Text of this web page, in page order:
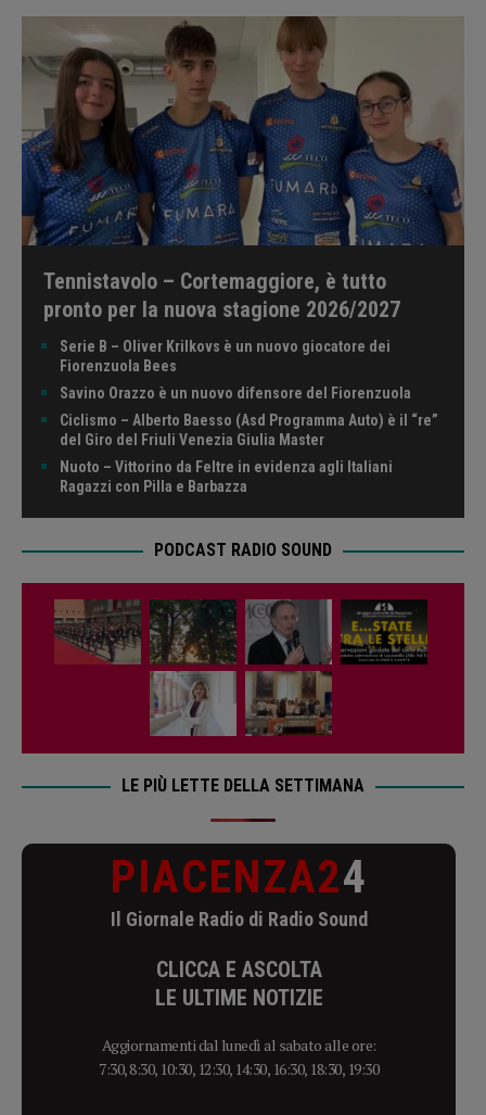
Tennistavolo – Cortemaggiore, è tutto
pronto per la nuova stagione 2026/2027
Serie B – Oliver Krilkovs è un nuovo giocatore dei
Fiorenzuola Bees
Savino Orazzo è un nuovo difensore del Fiorenzuola
Ciclismo – Alberto Baesso (Asd Programma Auto) è il “re”
del Giro del Friuli Venezia Giulia Master
Nuoto – Vittorino da Feltre in evidenza agli Italiani
Ragazzi con Pilla e Barbazza
PODCAST RADIO SOUND
LE PIÙ LETTE DELLA SETTIMANA
PIACENZA24
Il Giornale Radio di Radio Sound
CLICCA E ASCOLTA
LE ULTIME NOTIZIE
Aggiornamenti dal lunedì al sabato alle ore:
7:30, 8:30, 10:30, 12:30, 14:30, 16:30, 18:30, 19:30